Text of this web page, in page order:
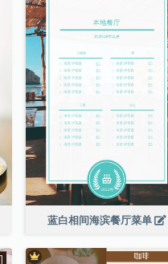
蓝白相间海滨餐厅菜单